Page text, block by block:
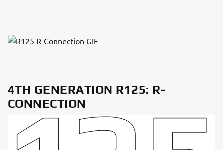
4TH GENERATION R125: R-
CONNECTION